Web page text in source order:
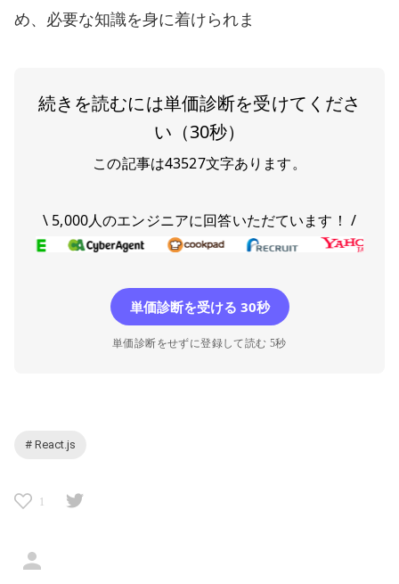
め、必要な知識を身に着けられま
続きを読むには単価診断を受けてくださ
い（30秒）
この記事は43527文字あります。
\ 5,000人のエンジニアに回答いただています！ /
単価診断を受ける 30秒
単価診断をせずに登録して読む 5秒
# React.js
1